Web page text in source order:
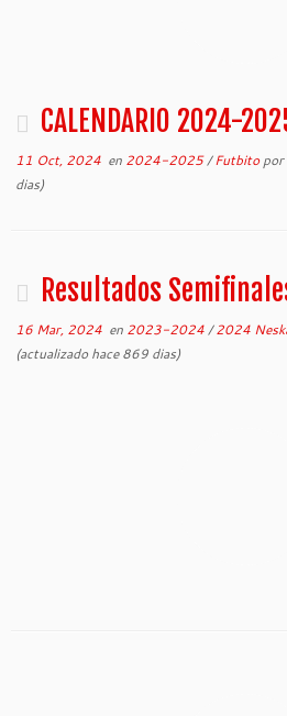
CALENDARIO 2024-
11 Oct, 2024 en 2024-2025/Futbitopor
dias)
Resultados
16 Mar, 2024 en 2023-2024/2024
(actualizado hace 869 dias)